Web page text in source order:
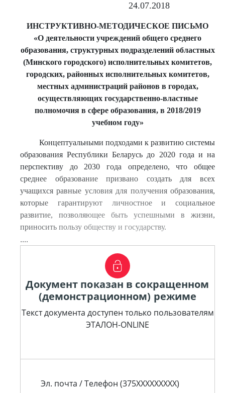
24.07.2018
ИНСТРУКТИВНО-МЕТОДИЧЕСКОЕ ПИСЬМО
«О деятельности учреждений общего среднего
образования, структурных подразделений областных
(Минского городского) исполнительных комитетов,
городских, районных исполнительных комитетов,
местных администраций районов в городах,
осуществляющих государственно-властные
полномочия в сфере образования, в 2018/2019
учебном году»
Концептуальными подходами к развитию системы
образования Республики Беларусь до 2020 года и на
перспективу до 2030 года определено, что общее
среднее образование призвано создать для всех
учащихся равные условия для получения образования,
которые гарантируют личностное и социальное
развитие, позволяющее быть успешными в жизни,
приносить пользу обществу и государству.
....
Документ показан в сокращенном
(демонстрационном) режиме
Текст документа доступен только пользователям
ЭТАЛОН-ONLINE
Эл. почта / Телефон (375XXXXXXXXX)